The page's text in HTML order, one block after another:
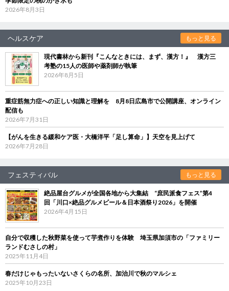
2026年8月3日
ヘルスケア もっと見る
現代書林から新刊『こんなときには、まず、漢方！』 漢方三
考塾の15人の医師や薬剤師が執筆
2026年8月5日
重症筋無力症への正しい知識と理解を 8月8日広島市で公開講座、オンライン
配信も
2026年7月31日
【がんを生きる緩和ケア医・大橋洋平「足し算命」】天空を見上げて
2026年7月28日
フェスティバル もっと見る
絶品屋台グルメが全国各地から大集結 “庶民派食フェス”第4
回「川口×絶品グルメビール＆日本酒祭り2026」を開催
2026年4月15日
自分で収穫した秋野菜を使って芋煮作りを体験 埼玉県加須市の「ファミリー
ランドむさしの村」
2025年11月4日
春だけじゃもったいないさくらの名所、加治川で秋のマルシェ
2025年10月23日